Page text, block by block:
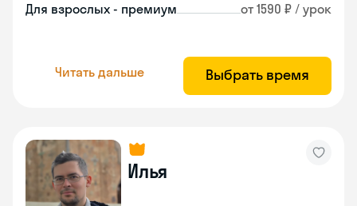
Для взрослых - премиум от 1590 ₽ / урок
Читать дальше Выбрать время
Илья